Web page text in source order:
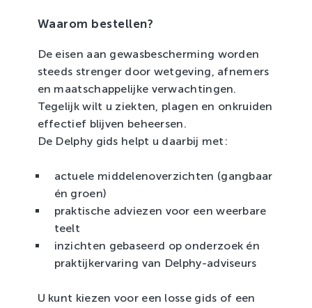
Waarom bestellen?
De eisen aan gewasbescherming worden
steeds strenger door wetgeving, afnemers
en maatschappelijke verwachtingen.
Tegelijk wilt u ziekten, plagen en onkruiden
effectief blijven beheersen.
De Delphy gids helpt u daarbij met:
actuele middelenoverzichten (gangbaar
én groen)
praktische adviezen voor een weerbare
teelt
inzichten gebaseerd op onderzoek én
praktijkervaring van Delphy-adviseurs
U kunt kiezen voor een losse gids of een